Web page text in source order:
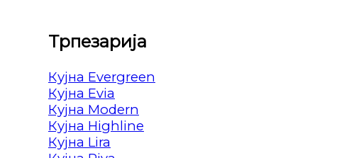
Трпезарија
Кујна Evergreen
Кујна Evia
Кујна Modern
Кујна Highline
Кујна Lira